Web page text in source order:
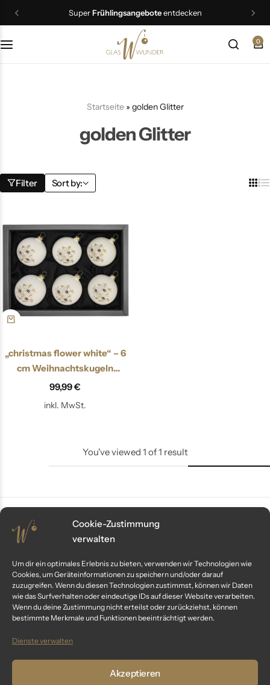
Cookie-Zustimmung
verwalten
Um dir ein optimales Erlebnis zu bieten, verwenden wir Technologien wie
Cookies, um Geräteinformationen zu speichern und/oder darauf
zuzugreifen. Wenn du diesen Technologien zustimmst, können wir Daten
wie das Surfverhalten oder eindeutige IDs auf dieser Website verarbeiten.
Wenn du deine Zustimmung nicht erteilst oder zurückziehst, können
bestimmte Merkmale und Funktionen beeinträchtigt werden.
Dienste verwalten
Akzeptieren
SuperFrühlingsangeboteentdecken
0
Startseite» golden Glitter
golden Glitter
Filter Sort by:
„christmas flower white“ – 6
cm Weihnachtskugeln
softweiß matt
99,99€
inkl. MwSt.
You've viewed 1 of1 result
Kundenservice
Fragen? Wir sind für dich da:
Telefon: +49 9561 401 34 90
Email: info@glaswunder.eu
Vertrag widerrufen
Geschenkideen